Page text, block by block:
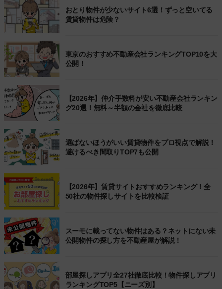
おとり物件が少ないサイト6選！ずっと空いてる
賃貸物件は危険？
東京のおすすめ不動産会社ランキングTOP10を大
公開！
【2026年】仲介手数料が安い不動産会社ランキン
グ20選！無料～半額の会社を徹底比較
選ばないほうがいい賃貸物件をプロ視点で解説！
避けるべき間取りTOP7も公開
【2026年】賃貸サイトおすすめランキング！全
50社の物件探しサイトを比較検証
スーモに載ってない物件はある？ネットにない未
公開物件の探し方を不動産屋が解説！
部屋探しアプリ全27社徹底比較！物件探しアプリ
ランキングTOP5【ニーズ別】